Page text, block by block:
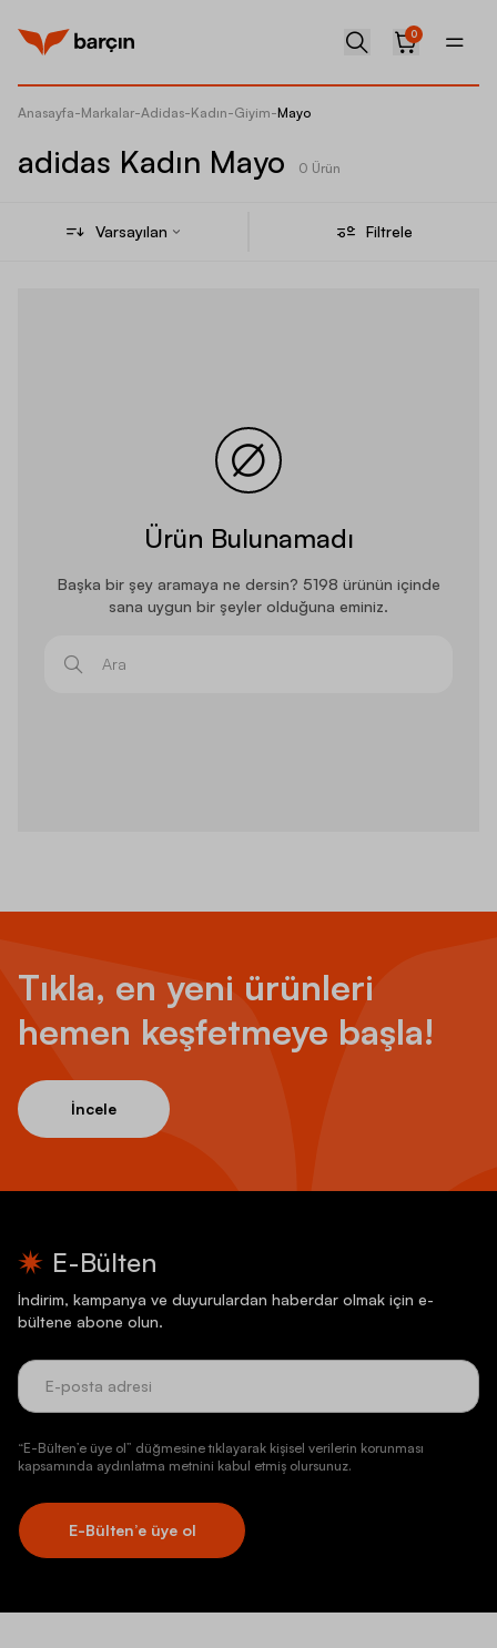
0
Anasayfa-Markalar-Adidas-Kadın-Giyim-Mayo
adidas Kadın Mayo 0 Ürün
Varsayılan Filtrele
Ürün Bulunamadı
Başka bir şey aramaya ne dersin? 5198 ürünün içinde
sana uygun bir şeyler olduğuna eminiz.
Ara
Tıkla, en yeni ürünleri
hemen keşfetmeye başla!
İncele
E-Bülten
İndirim, kampanya ve duyurulardan haberdar olmak için e-
bültene abone olun.
“E-Bülten’e üye ol” düğmesine tıklayarak kişisel verilerin korunması
kapsamında aydınlatma metnini kabul etmiş olursunuz.
E-Bülten’e üye ol